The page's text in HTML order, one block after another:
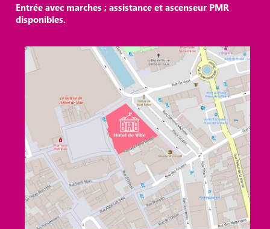
Entrée avec marches ; assistance et ascenseur PMR
disponibles.